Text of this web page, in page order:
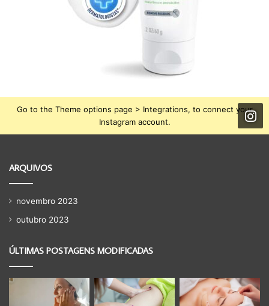
Go to the Theme options page > Integrations, to connect your
Instagram account.
ARQUIVOS
novembro 2023
outubro 2023
ÚLTIMAS POSTAGENS MODIFICADAS